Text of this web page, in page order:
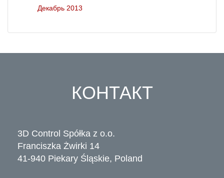
Декабрь 2013
КОНТАКТ
3D Control Spółka z o.o.
Franciszka Żwirki 14
41-940 Piekary Śląskie, Poland